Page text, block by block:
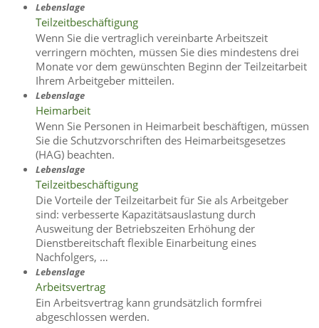
Lebenslage
Teilzeitbeschäftigung
Wenn Sie die vertraglich vereinbarte Arbeitszeit
verringern möchten, müssen Sie dies mindestens drei
Monate vor dem gewünschten Beginn der Teilzeitarbeit
Ihrem Arbeitgeber mitteilen.
Lebenslage
Heimarbeit
Wenn Sie Personen in Heimarbeit beschäftigen, müssen
Sie die Schutzvorschriften des Heimarbeitsgesetzes
(HAG) beachten.
Lebenslage
Teilzeitbeschäftigung
Die Vorteile der Teilzeitarbeit für Sie als Arbeitgeber
sind: verbesserte Kapazitätsauslastung durch
Ausweitung der Betriebszeiten Erhöhung der
Dienstbereitschaft flexible Einarbeitung eines
Nachfolgers, …
Lebenslage
Arbeitsvertrag
Ein Arbeitsvertrag kann grundsätzlich formfrei
abgeschlossen werden.